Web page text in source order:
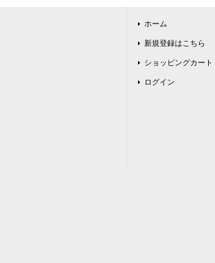
ホーム
新規登録はこちら
ショッピングカート
ログイン